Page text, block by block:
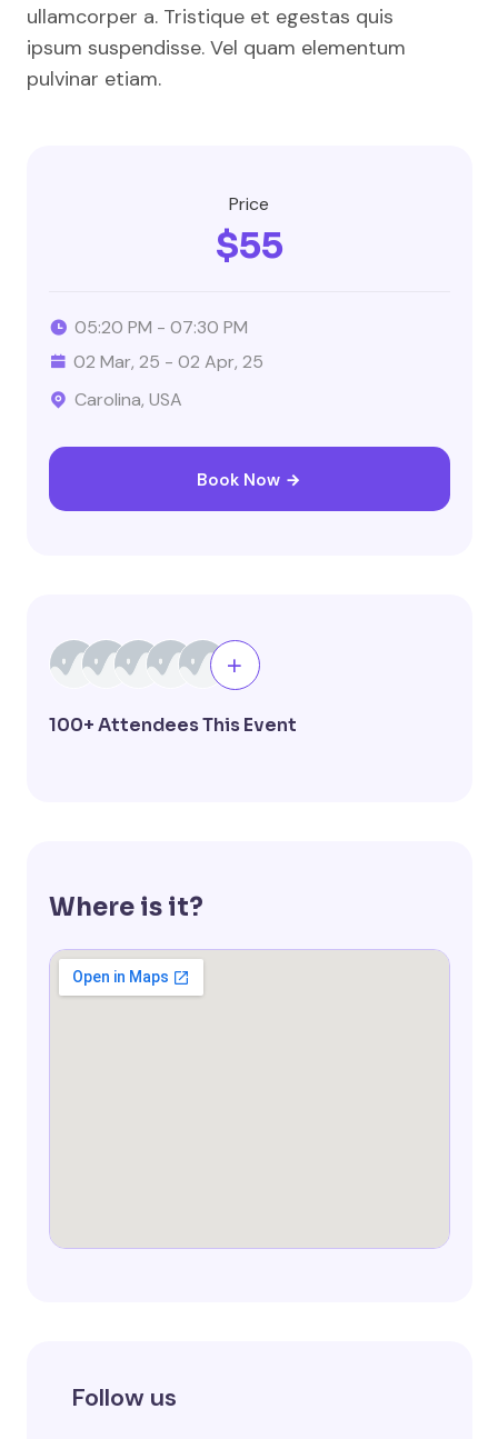
ullamcorper a. Tristique et egestas quis
ipsum suspendisse. Vel quam elementum
pulvinar etiam.
Price
$55
05:20 PM - 07:30 PM
02 Mar, 25 - 02 Apr, 25
Carolina, USA
Book Now
100+ Attendees This Event
Where is it?
Follow us